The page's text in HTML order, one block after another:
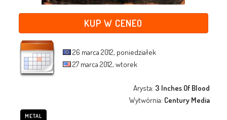
KUP W CENEO
26 marca 2012, poniedziałek
27 marca 2012, wtorek
Arysta: 3 Inches Of Blood
Wytwórnia: Century Media
METAL